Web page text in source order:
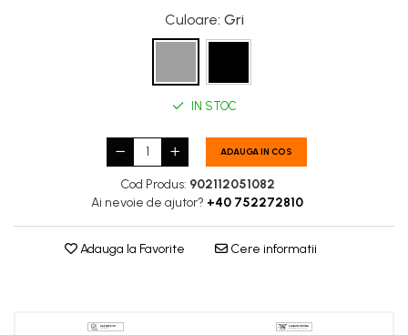
Culoare: Gri
IN STOC
ADAUGA IN COS
Cod Produs: 902112051082
Ai nevoie de ajutor? +40 752272810
Adauga la Favorite Cere informatii